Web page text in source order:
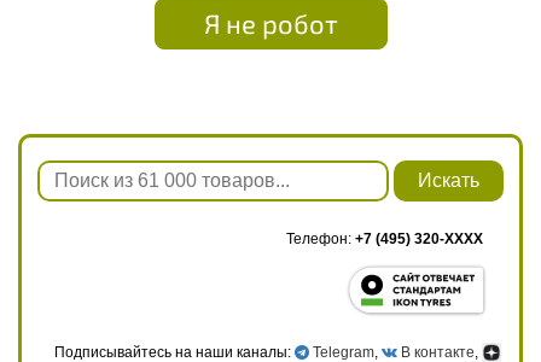
Я не робот
Искать
Телефон: +7 (495) 320-XXXX
Подписывайтесь на наши каналы: Telegram , В контакте